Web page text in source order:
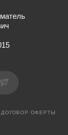
ДОГОВОР ОФЕРТЫ